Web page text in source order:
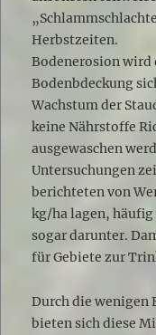
Herbstzeiten.
Bodenerosion wird
Bodenbdeckung
Wachstum der
keine Nährstoffe
ausgewaschen
Untersuchungen
berichteten von
kg/ha lagen, häufig
sogar darunter.
für Gebiete zur
Durch die wenigen
bieten sich diese